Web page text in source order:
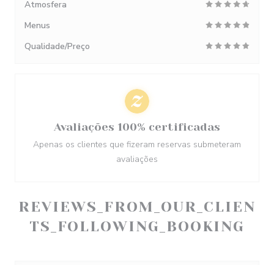
REVIEWS_FROM_OUR_CLIEN
TS_FOLLOWING_BOOKING
Atmosfera
Menus
Qualidade/Preço
Avaliações 100% certificadas
Apenas os clientes que fizeram reservas submeteram
avaliações